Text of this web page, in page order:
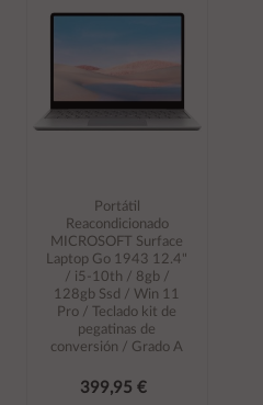
carrito
Portátil
Reacondicionado
MICROSOFT Surface
Laptop Go 1943 12.4"
/ i5-10th / 8gb /
128gb Ssd / Win 11
Pro / Teclado kit de
pegatinas de
conversión / Grado A
399,95 €